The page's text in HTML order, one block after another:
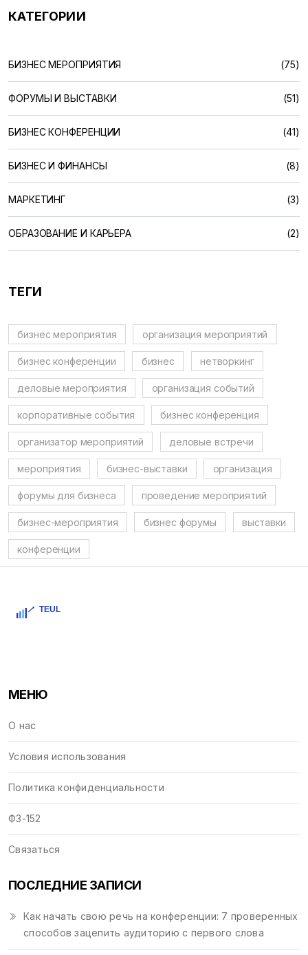
КАТЕГОРИИ
БИЗНЕС МЕРОПРИЯТИЯ (75)
ФОРУМЫ И ВЫСТАВКИ (51)
БИЗНЕС КОНФЕРЕНЦИИ (41)
БИЗНЕС И ФИНАНСЫ (8)
МАРКЕТИНГ (3)
ОБРАЗОВАНИЕ И КАРЬЕРА (2)
ТЕГИ
бизнес мероприятия организация мероприятий
бизнес конференции бизнес нетворкинг
деловые мероприятия организация событий
корпоративные события бизнес конференция
организатор мероприятий деловые встречи
мероприятия бизнес-выставки организация
форумы для бизнеса проведение мероприятий
бизнес-мероприятия бизнес форумы выставки
конференции
МЕНЮ
О нас
Условия использования
Политика конфиденциальности
ФЗ-152
Связаться
ПОСЛЕДНИЕ ЗАПИСИ
Как начать свою речь на конференции: 7 проверенных
способов зацепить аудиторию с первого слова